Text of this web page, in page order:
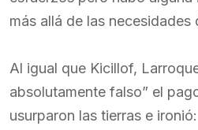
más allá de las necesidades
Al igual que Kicillof,
absolutamente falso” el
usurparon las tierras e